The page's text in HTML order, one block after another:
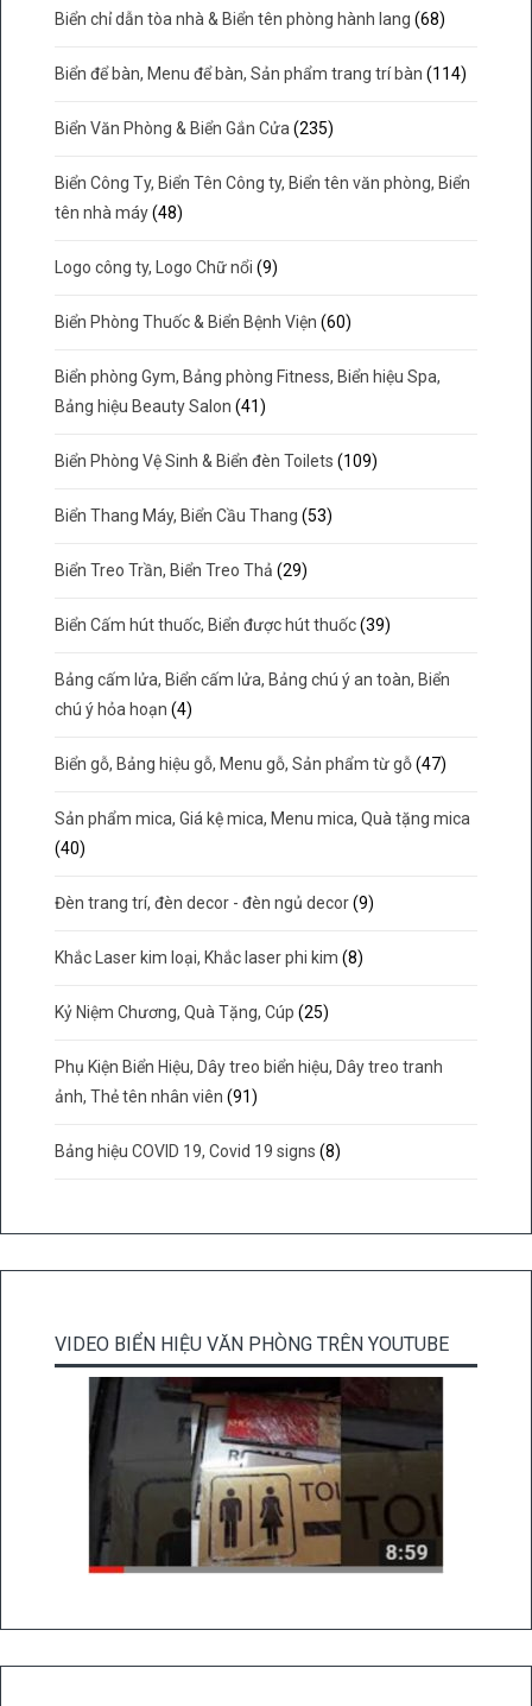
Biển chỉ dẫn tòa nhà & Biển tên phòng hành lang (68)
Biển để bàn, Menu để bàn, Sản phẩm trang trí bàn (114)
Biển Văn Phòng & Biển Gắn Cửa (235)
Biển Công Ty, Biển Tên Công ty, Biển tên văn phòng, Biển
tên nhà máy (48)
Logo công ty, Logo Chữ nổi (9)
Biển Phòng Thuốc & Biển Bệnh Viện (60)
Biển phòng Gym, Bảng phòng Fitness, Biển hiệu Spa,
Bảng hiệu Beauty Salon (41)
Biển Phòng Vệ Sinh & Biển đèn Toilets (109)
Biển Thang Máy, Biển Cầu Thang (53)
Biển Treo Trần, Biển Treo Thả (29)
Biển Cấm hút thuốc, Biển được hút thuốc (39)
Bảng cấm lửa, Biển cấm lửa, Bảng chú ý an toàn, Biển
chú ý hỏa hoạn (4)
Biển gỗ, Bảng hiệu gỗ, Menu gỗ, Sản phẩm từ gỗ (47)
Sản phẩm mica, Giá kệ mica, Menu mica, Quà tặng mica
(40)
Đèn trang trí, đèn decor - đèn ngủ decor (9)
Khắc Laser kim loại, Khắc laser phi kim (8)
Kỷ Niệm Chương, Quà Tặng, Cúp (25)
Phụ Kiện Biển Hiệu, Dây treo biển hiệu, Dây treo tranh
ảnh, Thẻ tên nhân viên (91)
Bảng hiệu COVID 19, Covid 19 signs (8)
VIDEO BIỂN HIỆU VĂN PHÒNG TRÊN YOUTUBE